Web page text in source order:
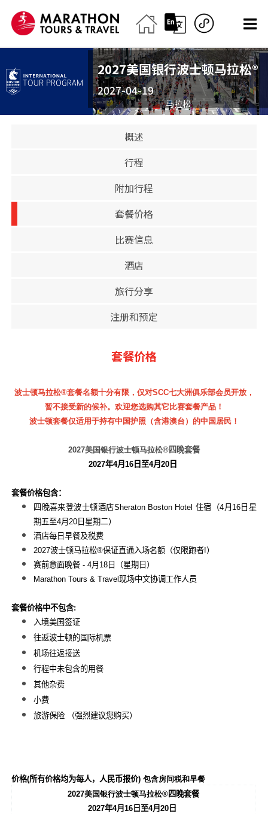
2027美国银行波士顿马拉松®
2027-04-19
马拉松
概述
行程
附加行程
套餐价格
比赛信息
酒店
旅行分享
注册和预定
套餐价格
波士顿马拉松®套餐名额十分有限，仅对SCC七大洲俱乐部会员开放，
暂不接受新的候补。欢迎您选购其它比赛套餐产品！
波士顿套餐仅适用于持有中国护照（含港澳台）的中国居民！
2027美国银行波士顿马拉松®四晚套餐
2027年4月 16 日至4月20 日
套餐价格包含：
四晚喜来登波士顿酒店Sheraton Boston Hotel 住宿（4 月 16日星
期五至4月 20 日星期二）
酒店每日早餐及税费
2027波士顿马拉松®保证直通入场名额（仅限跑者!）
赛前意面晚餐 -4月 18 日（星期日）
Marathon Tours & Travel 现场中文协调工作人员
套餐价格中不包含:
入境美国签证
往返波士顿的国际机票
机场往返接送
行程中未包含的用餐
其他杂费
小费
旅游保险
（强烈建议您购买）
价格(所有价格均为每人，人民币报价) 包含房间税和早餐
2027美国银行波士顿马拉松®四晚套餐
2027年4月16 日至4月20 日